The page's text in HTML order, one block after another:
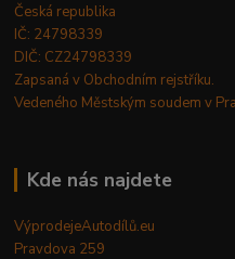
Česká republika
IČ: 24798339
DIČ: CZ24798339
Zapsaná v Obchodním rejstříku.
Vedeného Městským soudem v
Kde nás najdete
VýprodejeAutodílů.eu
Pravdova 259